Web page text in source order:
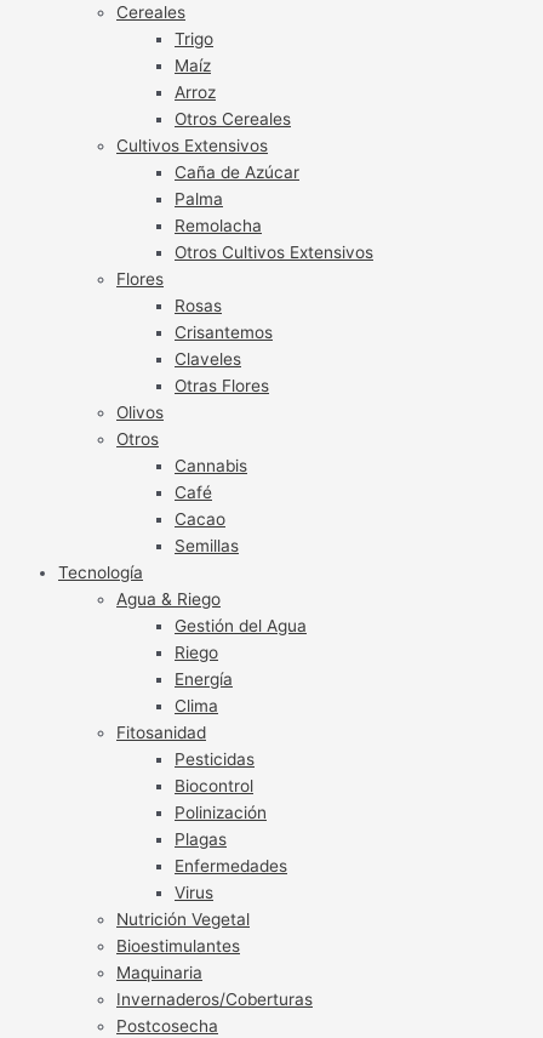
Cereales
Trigo
Maíz
Arroz
Otros Cereales
Cultivos Extensivos
Caña de Azúcar
Palma
Remolacha
Otros Cultivos Extensivos
Flores
Rosas
Crisantemos
Claveles
Otras Flores
Olivos
Otros
Cannabis
Café
Cacao
Semillas
Tecnología
Agua & Riego
Gestión del Agua
Riego
Energía
Clima
Fitosanidad
Pesticidas
Biocontrol
Polinización
Plagas
Enfermedades
Virus
Nutrición Vegetal
Bioestimulantes
Maquinaria
Invernaderos/Coberturas
Postcosecha